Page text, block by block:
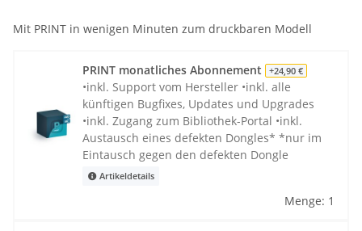
Mit PRINT in wenigen Minuten zum druckbaren Modell
PRINT monatliches Abonnement +24,90 €
•inkl. Support vom Hersteller •inkl. alle
künftigen Bugfixes, Updates und Upgrades
•inkl. Zugang zum Bibliothek-Portal •inkl.
Austausch eines defekten Dongles* *nur im
Eintausch gegen den defekten Dongle
Artikeldetails
Menge: 1